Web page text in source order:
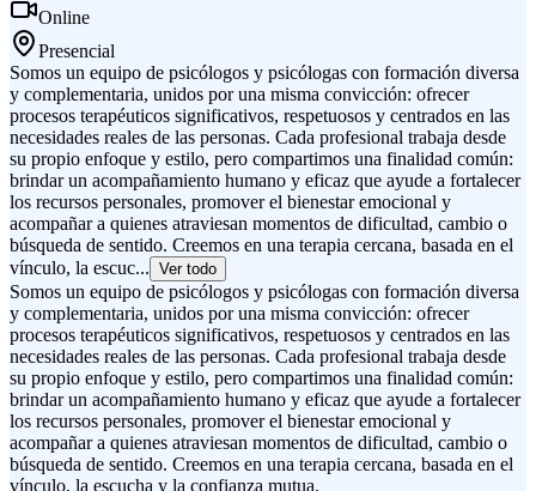
Online
Presencial
Somos un equipo de psicólogos y psicólogas con formación diversa
y complementaria, unidos por una misma convicción: ofrecer
procesos terapéuticos significativos, respetuosos y centrados en las
necesidades reales de las personas. Cada profesional trabaja desde
su propio enfoque y estilo, pero compartimos una finalidad común:
brindar un acompañamiento humano y eficaz que ayude a fortalecer
los recursos personales, promover el bienestar emocional y
acompañar a quienes atraviesan momentos de dificultad, cambio o
búsqueda de sentido. Creemos en una terapia cercana, basada en el
vínculo, la escuc... Ver todo
Somos un equipo de psicólogos y psicólogas con formación diversa
y complementaria, unidos por una misma convicción: ofrecer
procesos terapéuticos significativos, respetuosos y centrados en las
necesidades reales de las personas. Cada profesional trabaja desde
su propio enfoque y estilo, pero compartimos una finalidad común:
brindar un acompañamiento humano y eficaz que ayude a fortalecer
los recursos personales, promover el bienestar emocional y
acompañar a quienes atraviesan momentos de dificultad, cambio o
búsqueda de sentido. Creemos en una terapia cercana, basada en el
vínculo, la escucha y la confianza mutua.